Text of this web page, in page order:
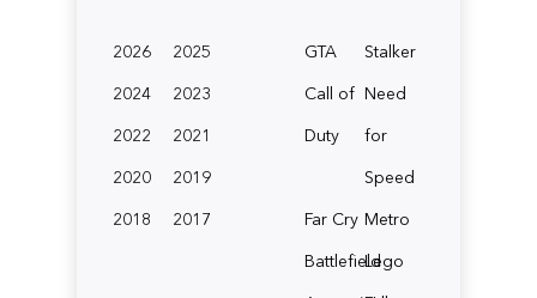
2026
2025
2024
2023
2022
2021
2020
2019
2018
2017
GTA
Stalker
Call of
Duty
Need
for
Speed
Far Cry Metro
BattlefieldLego